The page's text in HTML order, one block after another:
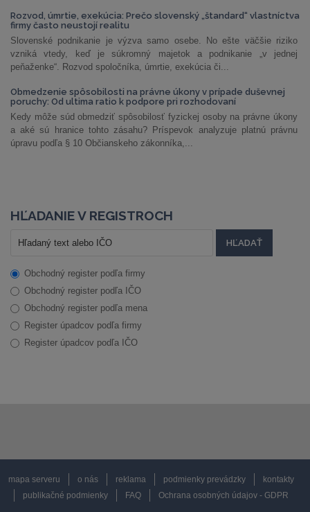
Rozvod, úmrtie, exekúcia: Prečo slovenský „štandard“ vlastníctva
firmy často neustojí realitu
Slovenské podnikanie je výzva samo osebe. No ešte väčšie riziko
vzniká vtedy, keď je súkromný majetok a podnikanie „v jednej
peňaženke“. Rozvod spoločníka, úmrtie, exekúcia či...
Obmedzenie spôsobilosti na právne úkony v prípade duševnej
poruchy: Od ultima ratio k podpore pri rozhodovaní
Kedy môže súd obmedziť spôsobilosť fyzickej osoby na právne úkony
a aké sú hranice tohto zásahu? Príspevok analyzuje platnú právnu
úpravu podľa § 10 Občianskeho zákonníka,...
HĽADANIE V REGISTROCH
Obchodný register podľa firmy
Obchodný register podľa IČO
Obchodný register podľa mena
Register úpadcov podľa firmy
Register úpadcov podľa IČO
mapa serveru o nás reklama podmienky prevádzky
kontakty
publikačné podmienky
FAQ Ochrana osobných údajov - GDPR